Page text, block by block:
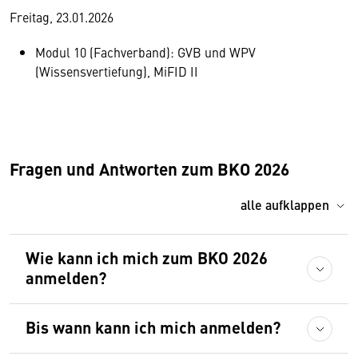
Freitag, 23.01.2026
Modul 10 (Fachverband): GVB und WPV
(Wissensvertiefung), MiFID II
Fragen und Antworten zum BKO 2026
alle aufklappen
Wie kann ich mich zum BKO 2026
anmelden?
Bis wann kann ich mich anmelden?